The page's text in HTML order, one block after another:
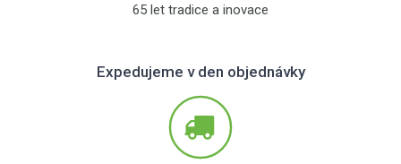
65 let tradice a inovace
Expedujeme v den objednávky